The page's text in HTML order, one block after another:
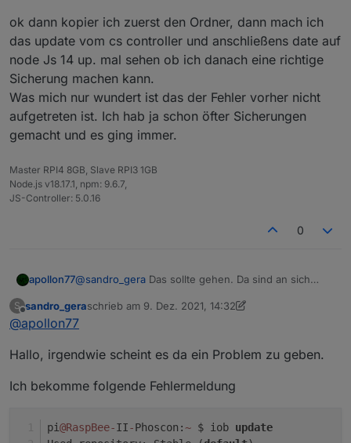
ok dann kopier ich zuerst den Ordner, dann mach ich
das update vom cs controller und anschließens date auf
node Js 14 up. mal sehen ob ich danach eine richtige
Sicherung machen kann.
Was mich nur wundert ist das der Fehler vorher nicht
aufgetreten ist. Ich hab ja schon öfter Sicherungen
gemacht und es ging immer.
Master RPI4 8GB, Slave RPI3 1GB
Node.js v18.17.1, npm: 9.6.7,
JS-Controller: 5.0.16
0
apollon77@sandro_gera Das sollte gehen. Da sind an sich
S
Offline
sandro_geraschrieb am 9. Dez. 2021, 14:32
zuletzt editiert von sandro_gera12. Sept. 2021, 15:34
@apollon77
Hallo, irgendwie scheint es da ein Problem zu geben.
Ich bekomme folgende Fehlermeldung
pi@RaspBee-II-Phoscon:~ $ iob update